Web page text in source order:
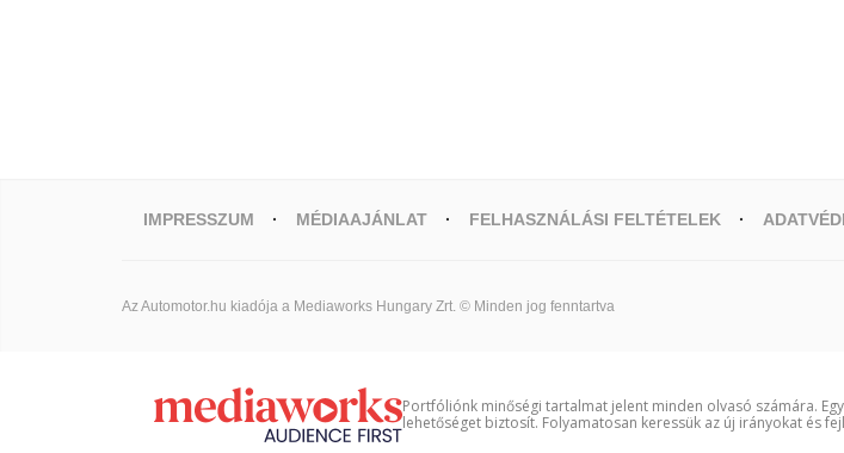
IMPRESSZUM MÉDIAAJÁNLAT FELHASZNÁLÁSI FELTÉTELEK
Az Automotor.hu kiadója a Mediaworks Hungary Zrt. © Minden jog fenntartva
Portfóliónk minőségi tartalmat jelent minden olvasó számára.
lehetőséget biztosít. Folyamatosan keressük az új irányokat és